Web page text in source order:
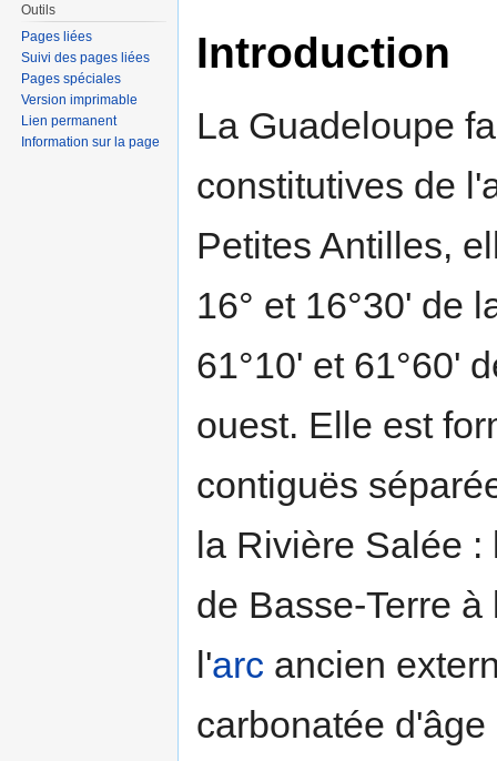
Introduction
La Guadeloupe
constitutives de
Petites Antilles,
16° et 16°30' de
61°10' et 61°60'
ouest. Elle est
contiguës
la Rivière Salée :
de Basse-Terre
l'arc ancien
carbonatée d'âge
Outils
Pages liées
Suivi des pages liées
Pages spéciales
Version imprimable
Lien permanent
Information sur la page